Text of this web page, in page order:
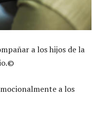
a los hijos de la
a los